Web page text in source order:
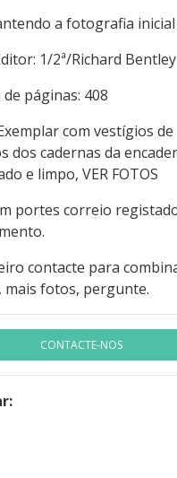
a fotografia
Editor: 1/2ª/
de páginas:
com vestígios
dos cadernas da
e limpo, VER FOTOS
portes correio
contacte para
mais fotos, pergunte.
CONTACTE-NOS